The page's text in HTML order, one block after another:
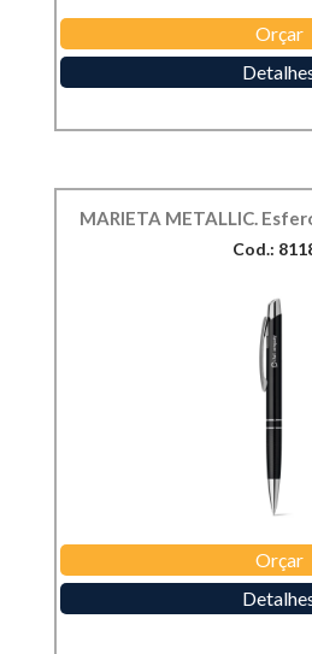
Orçar
MARIETA METALLIC.
Cod.:
Orçar